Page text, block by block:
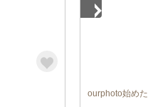
ourphoto始め